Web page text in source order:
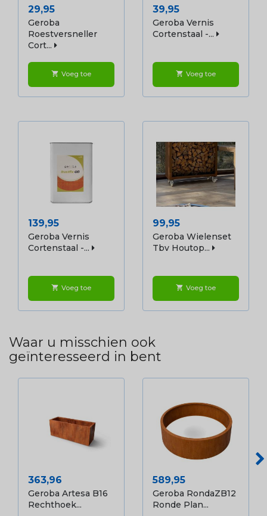
Prijs
29,95
Geroba
Roestversneller
Cort...
shopping_cart Voeg toe
Prijs
39,95
Geroba Vernis
Cortenstaal -...
shopping_cart Voeg toe
Prijs
139,95
Geroba Vernis
Cortenstaal -...
shopping_cart Voeg toe
Prijs
99,95
Geroba Wielenset
Tbv Houtop...
shopping_cart Voeg toe
Waar u misschien ook
geïnteresseerd in bent
Prijs
363,96
Geroba Artesa B16
Rechthoek...
Prijs
589,95
Geroba RondaZB12
Ronde Plan...